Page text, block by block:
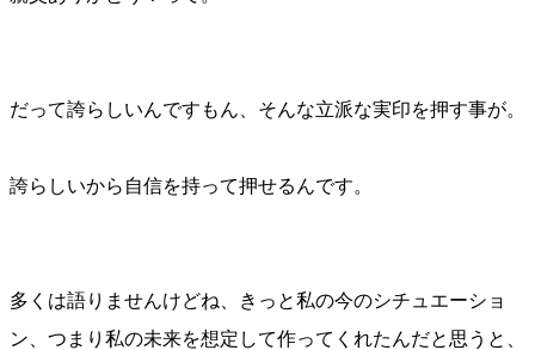
だって誇らしいんですもん、そんな立派な実印を押す事が。
誇らしいから自信を持って押せるんです。
多くは語りませんけどね、きっと私の今のシチュエーショ
ン、つまり私の未来を想定して作ってくれたんだと思うと、